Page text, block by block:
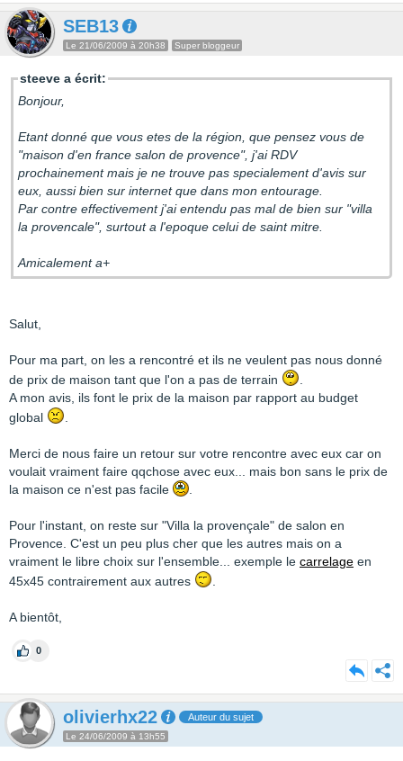
SEB13
Le 21/06/2009 à 20h38 Super bloggeur
steeve a écrit:
Bonjour,
Etant donné que vous etes de la région, que pensez vous de
"maison d'en france salon de provence", j'ai RDV
prochainement mais je ne trouve pas specialement d'avis sur
eux, aussi bien sur internet que dans mon entourage.
Par contre effectivement j'ai entendu pas mal de bien sur "villa
la provencale", surtout a l'epoque celui de saint mitre.
Amicalement a+
Salut,
Pour ma part, on les a rencontré et ils ne veulent pas nous donné
de prix de maison tant que l'on a pas de terrain
A mon avis, ils font le prix de la maison par rapport au budget
global
Merci de nous faire un retour sur votre rencontre avec eux car on
voulait vraiment faire qqchose avec eux... mais bon sans le prix de
la maison ce n'est pas facile
Pour l'instant, on reste sur "Villa la provençale" de salon en
Provence. C'est un peu plus cher que les autres mais on a
vraiment le libre choix sur l'ensemble... exemple le carrelage en
45x45 contrairement aux autres
A bientôt,
0
olivierhx22 Auteur du sujet
Le 24/06/2009 à 13h55